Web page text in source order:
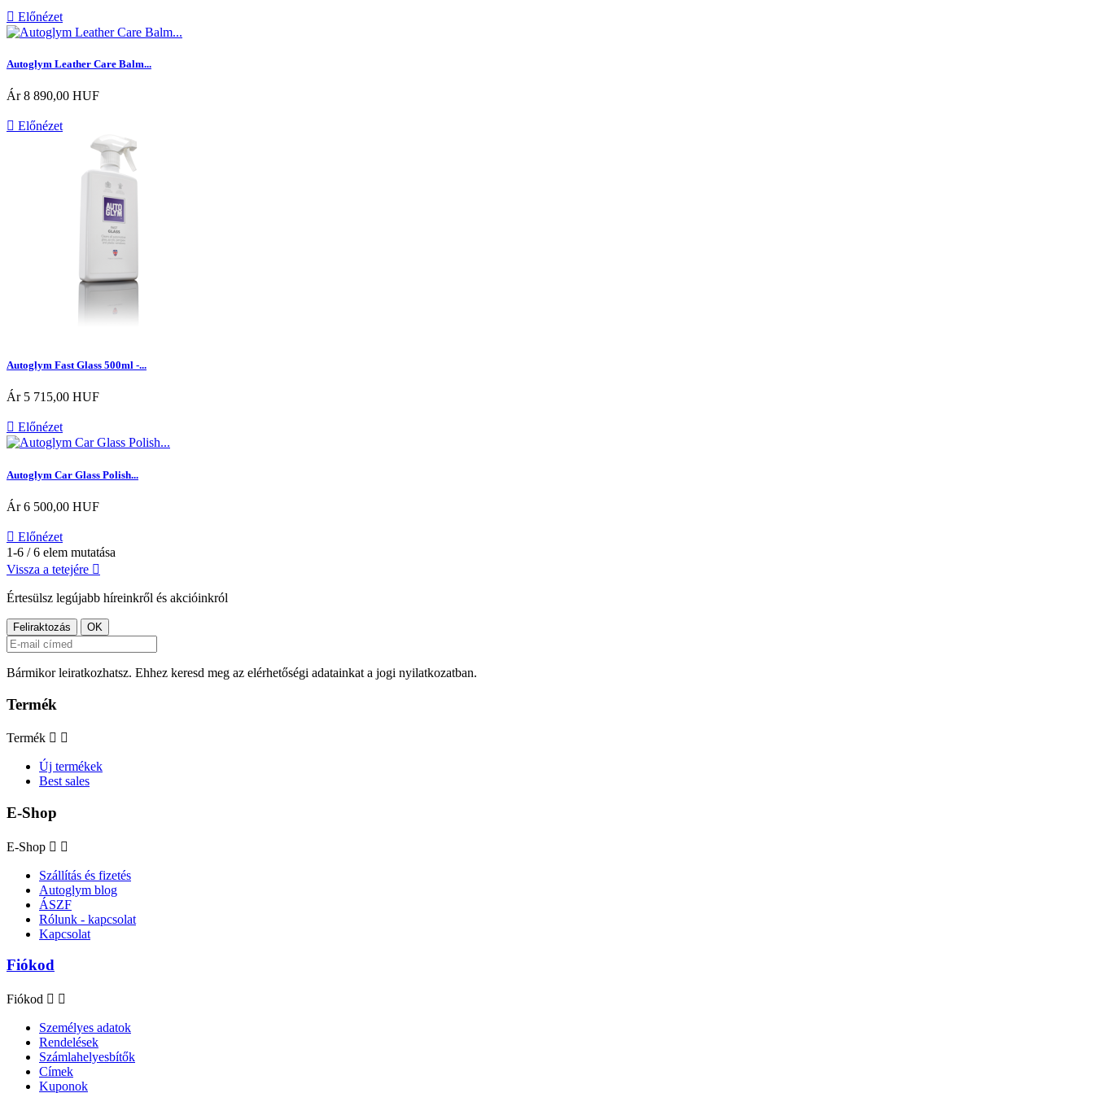
 Előnézet
Autoglym Leather Care Balm...
Ár 8 890,00 HUF
 Előnézet
Autoglym Fast Glass 500ml -...
Ár 5 715,00 HUF
 Előnézet
Autoglym Car Glass Polish...
Ár 6 500,00 HUF
 Előnézet
1-6 / 6 elem mutatása
Vissza a tetejére 
Értesülsz legújabb híreinkről és akcióinkról
Bármikor leiratkozhatsz. Ehhez keresd meg az elérhetőségi adatainkat a jogi nyilatkozatban.
Termék
Termék  
Új termékek
Best sales
E-Shop
E-Shop  
Szállítás és fizetés
Autoglym blog
ÁSZF
Rólunk - kapcsolat
Kapcsolat
Fiókod
Fiókod  
Személyes adatok
Rendelések
Számlahelyesbítők
Címek
Kuponok